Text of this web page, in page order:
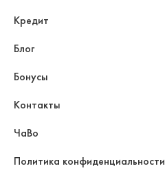
Кредит
Блог
Бонусы
Контакты
ЧаВо
Политика конфиденциальности